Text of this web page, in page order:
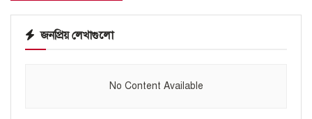
জনপ্রিয় লেখাগুলো
No Content Available